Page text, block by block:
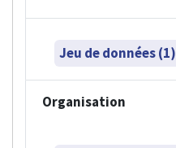
Jeu de données (1)
Organisation